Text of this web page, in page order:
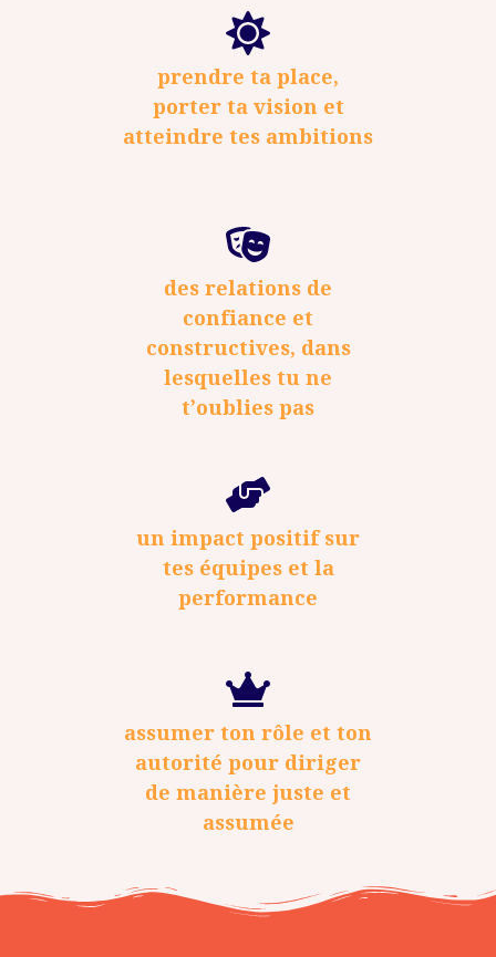
prendre ta place,
porter ta vision et
atteindre tes ambitions
des relations de
confiance et
constructives, dans
lesquelles tu ne
t’oublies pas
un impact positif sur
tes équipes et la
performance
assumer ton rôle et ton
autorité pour diriger
de manière juste et
assumée